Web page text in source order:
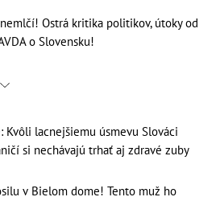
Ostrá kritika politikov, útoky od
o Slovensku!
Kvôli lacnejšiemu úsmevu Slováci
si nechávajú trhať aj zdravé zuby
v Bielom dome! Tento muž ho